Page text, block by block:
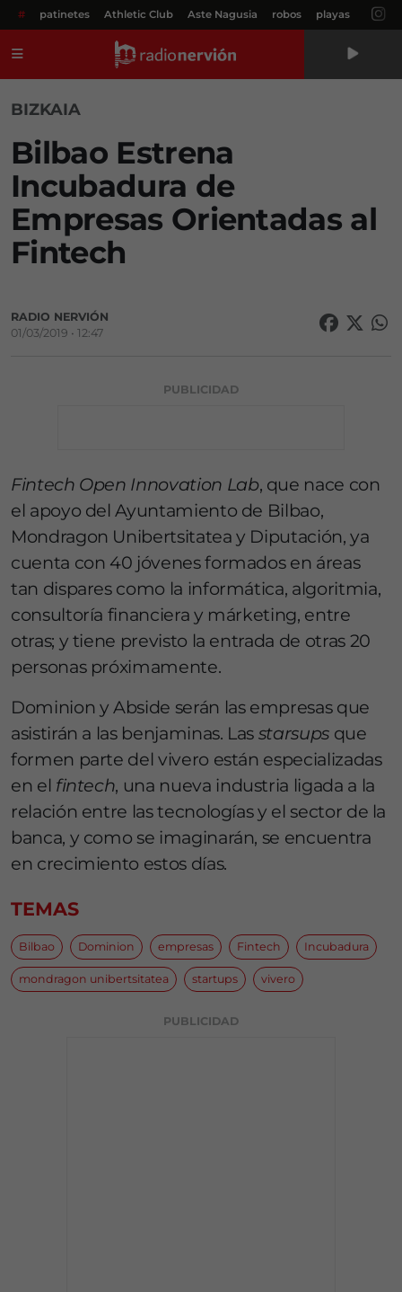
# patinetes Athletic Club Aste Nagusia robos playas
BIZKAIA
Bilbao Estrena
Incubadura de
Empresas Orientadas al
Fintech
RADIO NERVIÓN
01/03/2019 • 12:47
PUBLICIDAD
Fintech Open Innovation Lab, que nace con
el apoyo del Ayuntamiento de Bilbao,
Mondragon Unibertsitatea y Diputación, ya
cuenta con 40 jóvenes formados en áreas
tan dispares como la informática, algoritmia,
consultoría financiera y márketing, entre
otras; y tiene previsto la entrada de otras 20
personas próximamente.
Dominion y Abside serán las empresas que
asistirán a las benjaminas. Las starsupsque
formen parte del vivero están especializadas
en el fintech, una nueva industria ligada a la
relación entre las tecnologías y el sector de la
banca, y como se imaginarán, se encuentra
en crecimiento estos días.
TEMAS
Bilbao Dominion empresas Fintech Incubadura
mondragon unibertsitatea startups vivero
PUBLICIDAD